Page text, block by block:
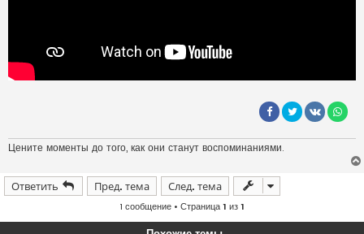
Цените моменты до того, как они станут воспоминаниями.
Ответить Пред. тема След. тема
1 сообщение • Страница1 из1